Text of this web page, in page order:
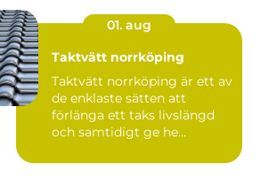
01. aug
Taktvätt norrköping
Taktvätt norrköping är ett av
de enklaste sätten att
förlänga ett taks livslängd
och samtidigt ge he...